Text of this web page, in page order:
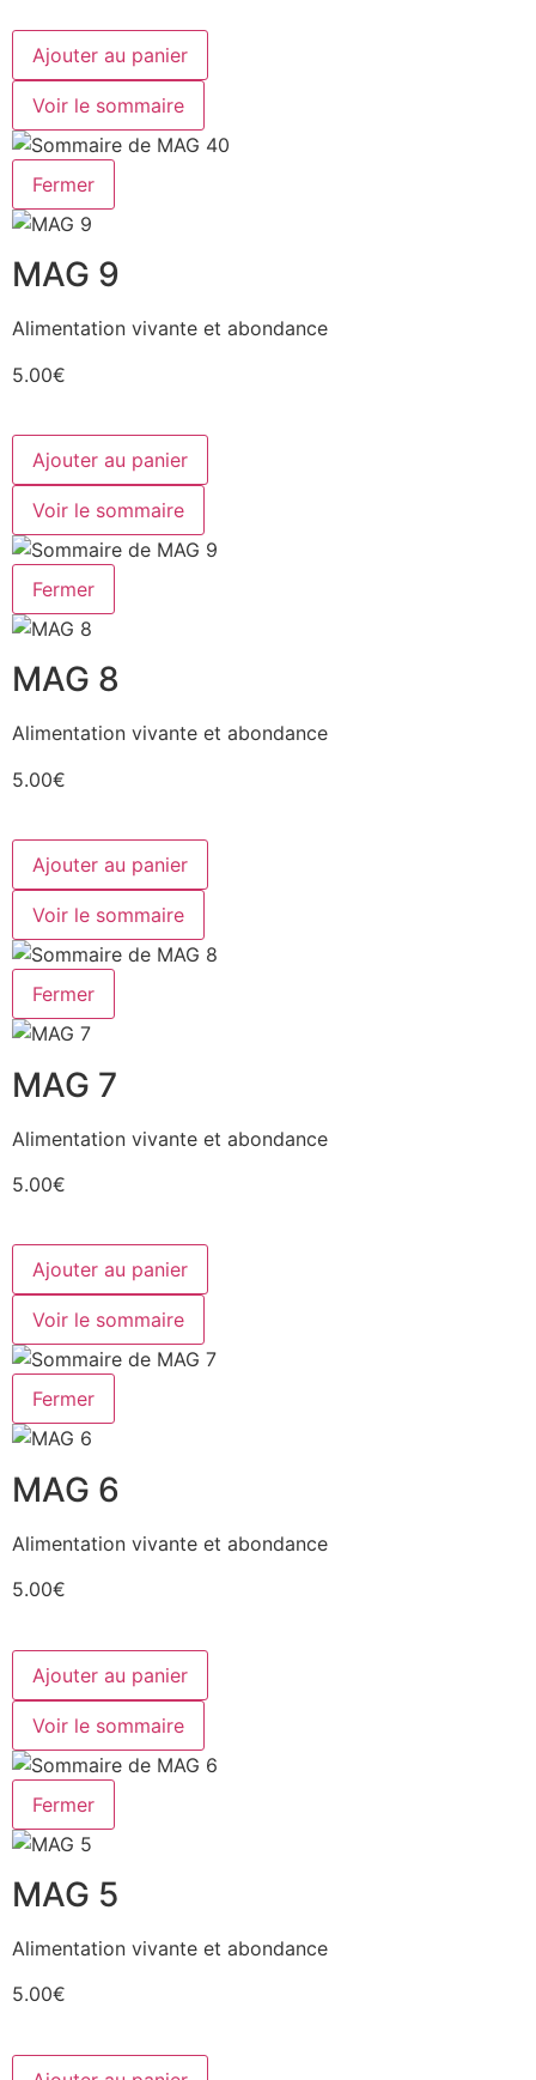
Ajouter au panier
Voir le sommaire
Fermer
MAG 9
Alimentation vivante et abondance
5.00€
Ajouter au panier
Voir le sommaire
Fermer
MAG 8
Alimentation vivante et abondance
5.00€
Ajouter au panier
Voir le sommaire
Fermer
MAG 7
Alimentation vivante et abondance
5.00€
Ajouter au panier
Voir le sommaire
Fermer
MAG 6
Alimentation vivante et abondance
5.00€
Ajouter au panier
Voir le sommaire
Fermer
MAG 5
Alimentation vivante et abondance
5.00€